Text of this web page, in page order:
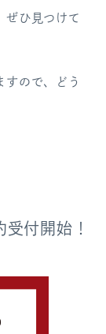
ぜひ見つけて
ので、どう
付開始！